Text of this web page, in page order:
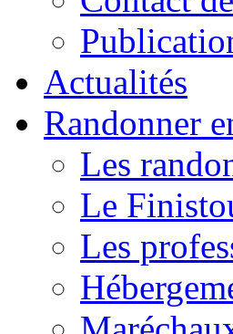
Actualités
Randonner
Les
Le
Les